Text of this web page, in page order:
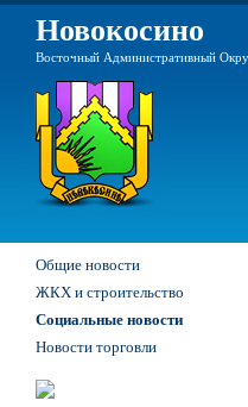
Новокосино
Восточный Административный
Общие новости
ЖКХ и строительство
Социальные новости
Новости торговли